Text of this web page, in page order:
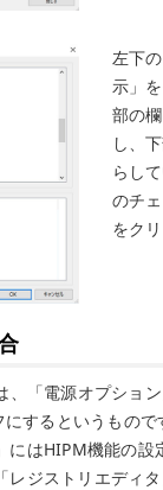
左下
示」
部の
し、
らし
のチ
をク
、「電源オプショ
するというもの
にはHIPM機能の設
レジストリエディ